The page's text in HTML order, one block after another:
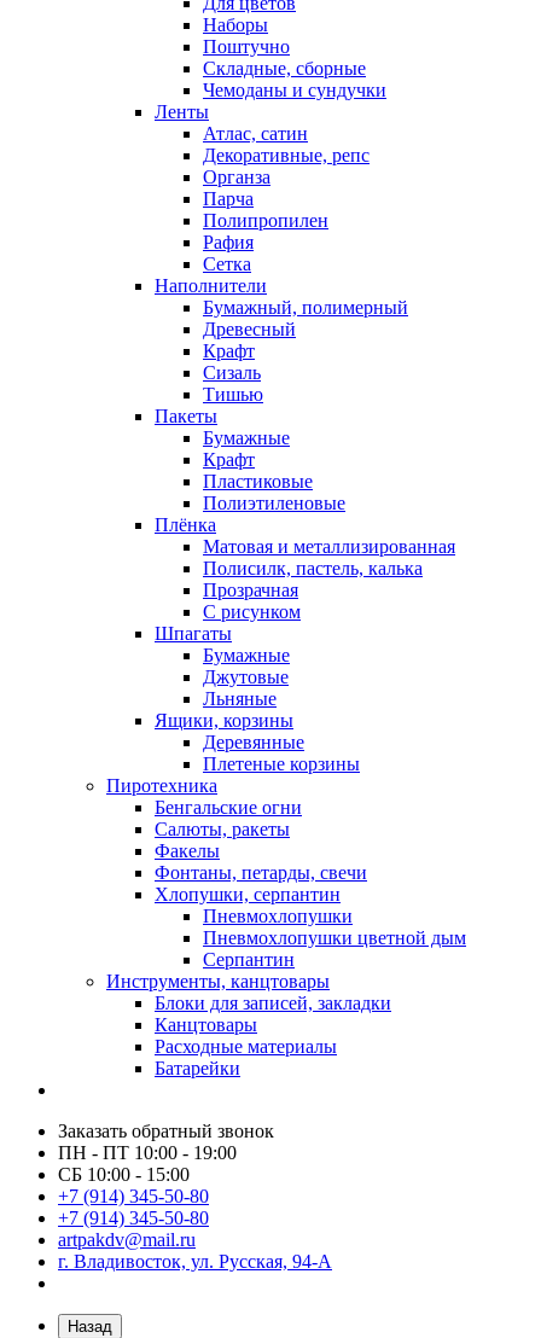
Наборы
Поштучно
Складные, сборные
Чемоданы и сундучки
Ленты
Атлас, сатин
Декоративные, репс
Органза
Парча
Полипропилен
Рафия
Сетка
Наполнители
Бумажный, полимерный
Древесный
Крафт
Сизаль
Тишью
Пакеты
Бумажные
Крафт
Пластиковые
Полиэтиленовые
Плёнка
Матовая и металлизированная
Полисилк, пастель, калька
Прозрачная
С рисунком
Шпагаты
Бумажные
Джутовые
Льняные
Ящики, корзины
Деревянные
Плетеные корзины
Пиротехника
Бенгальские огни
Салюты, ракеты
Факелы
Фонтаны, петарды, свечи
Хлопушки, серпантин
Пневмохлопушки
Пневмохлопушки цветной дым
Серпантин
Инструменты, канцтовары
Блоки для записей, закладки
Канцтовары
Расходные материалы
Батарейки
Заказать обратный звонок
ПН - ПТ 10:00 - 19:00
СБ 10:00 - 15:00
+7 (914) 345-50-80
+7 (914) 345-50-80
artpakdv@mail.ru
г. Владивосток, ул. Русская, 94-А
Назад